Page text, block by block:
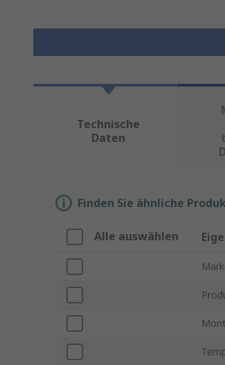
Technische
Daten
Finden Sie ähnliche
Alle auswählen